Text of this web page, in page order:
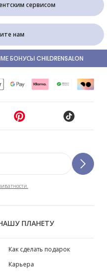
сервисом
нам
ПЛАНЕТУ
БОНУСЫ CHILDRENSALON
Как сделать подарок
Карьера